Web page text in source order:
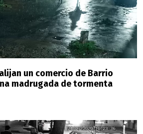
un comercio de Barrio
madrugada de tormenta